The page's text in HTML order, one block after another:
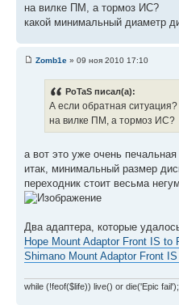
на вилке ПМ, а тормоз ИС?
какой минимальный диаметр
Zomb1e » 09 ноя 2010 17:10
PoTaS писал(а):
А если обратная ситуация?
на вилке ПМ, а тормоз ИС?
а вот это уже очень
итак, минимальный размер
переходник стоит весьма
Два адаптера, которые
Hope Mount Adaptor Front IS to
Shimano Mount Adaptor Front
while (!feof($life)) live() or die('Epic fail');